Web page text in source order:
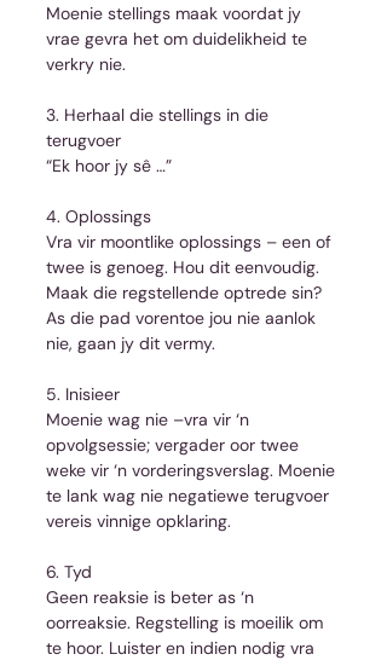
Moenie stellings maak voordat jy
vrae gevra het om duidelikheid te
verkry nie.
3. Herhaal die stellings in die
terugvoer
“Ek hoor jy sê …”
4. Oplossings
Vra vir moontlike oplossings – een of
twee is genoeg. Hou dit eenvoudig.
Maak die regstellende optrede sin?
As die pad vorentoe jou nie aanlok
nie, gaan jy dit vermy.
5. Inisieer
Moenie wag nie –vra vir ‘n
opvolgsessie; vergader oor twee
weke vir ‘n vorderingsverslag. Moenie
te lank wag nie negatiewe terugvoer
vereis vinnige opklaring.
6. Tyd
Geen reaksie is beter as ‘n
oorreaksie. Regstelling is moeilik om
te hoor. Luister en indien nodig vra